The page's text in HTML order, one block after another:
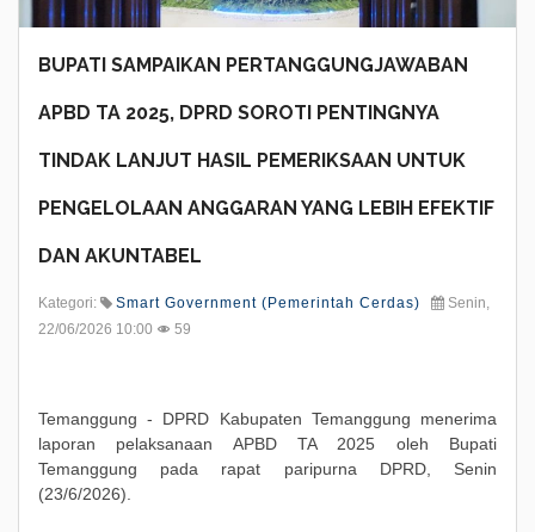
BUPATI SAMPAIKAN PERTANGGUNGJAWABAN
APBD TA 2025, DPRD SOROTI PENTINGNYA
TINDAK LANJUT HASIL PEMERIKSAAN UNTUK
PENGELOLAAN ANGGARAN YANG LEBIH EFEKTIF
DAN AKUNTABEL
Kategori: Smart Government (Pemerintah Cerdas)
Senin,
22/06/2026 10:00
59
Temanggung - DPRD Kabupaten Temanggung menerima
laporan pelaksanaan APBD TA 2025 oleh Bupati
Temanggung pada rapat paripurna DPRD, Senin
(23/6/2026).